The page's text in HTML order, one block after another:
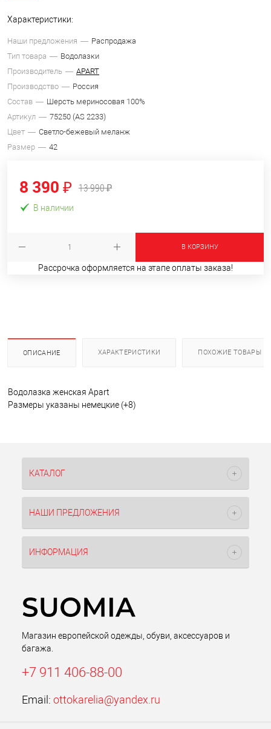
Характеристики:
Наши предложения
Распродажа
Тип товара
Водолазки
Производитель
APART
Производство
Россия
Состав
Шерсть мериносовая 100%
Артикул
75250 (AS 2233)
Цвет
Светло-бежевый меланж
Размер
42
8 390 ₽ 13 990 ₽
В наличии
В КОРЗИНУ
Рассрочка оформляется на этапе оплаты заказа!
ОПИСАНИЕ ХАРАКТЕРИСТИКИ ПОХОЖИЕ ТОВАРЫ
Водолазка женская Apart
Размеры указаны немецкие (+8)
КАТАЛОГ
НАШИ ПРЕДЛОЖЕНИЯ
ИНФОРМАЦИЯ
Магазин европейской одежды, обуви, аксессуаров и
багажа.
+7 911 406-88-00
Email: ottokarelia@yandex.ru